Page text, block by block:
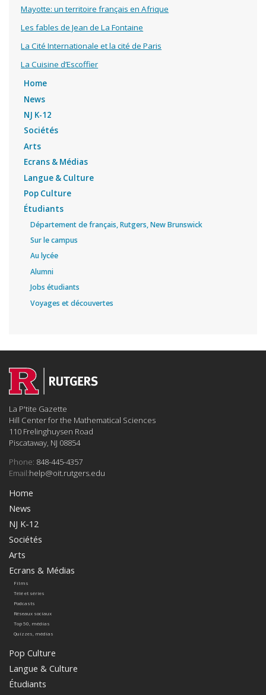
Mayotte: un territoire français en Afrique
Les fables de Jean de La Fontaine
La Cité Internationale et la cité de Paris
La Cuisine d’Escoffier
Home
News
NJ K-12
Sociétés
Arts
Ecrans & Médias
Langue & Culture
Pop Culture
Étudiants
Département de français, Rutgers, New Brunswick
Sur le campus
Au lycée
Alumni
Jobs étudiants
Voyages et découvertes
Home
News
NJ K-12
Sociétés
Arts
Ecrans & Médias
Films
Télé et séries
Podcasts
Réseaux sociaux
Top 50, médias
Quizzes, médias
Pop Culture
Langue & Culture
Étudiants
La P'tite Gazette
Hill Center for the Mathematical Sciences
110 Frelinghuysen Road
Piscataway, NJ 08854
Phone: 848-445-4357
Email:help@oit.rutgers.edu